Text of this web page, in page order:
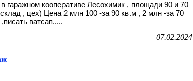
гаражном кооперативе Лесохимик , площади 90 и 70
, цех) Цена 2 млн 100 -за 90 кв.м , 2 млн -за 70
ватсап.....
07.02.2024